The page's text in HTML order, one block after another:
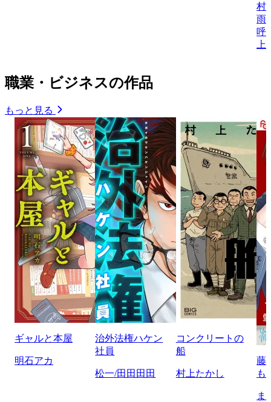
村
雨
呼
職業・ビジネスの作品
もっと見る
ギャルと本屋
明石アカ
治外法権ハケン
社員
松一/田田田田
コンクリートの
船
村上たかし
藤
も
ま